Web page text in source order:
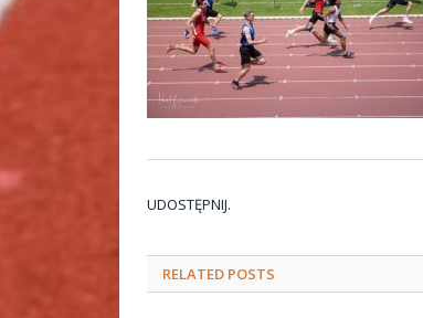
UDOSTĘPNIJ.
RELATED POSTS